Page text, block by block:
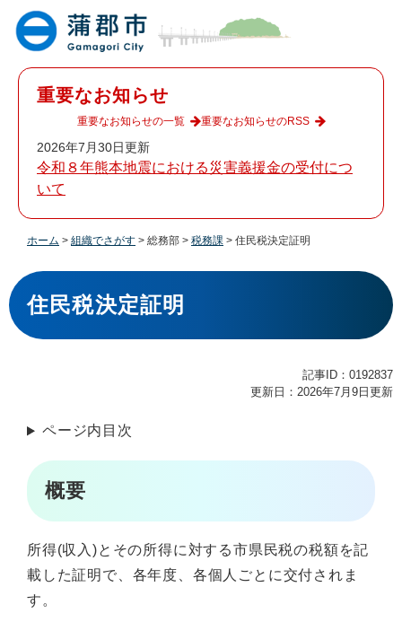
重要なお知らせ
2026年7月30日更新
令和８年熊本地震における災害義援金の受付につ
いて
重要なお知らせの一覧 重要なお知らせのRSS
ホーム > 組織でさがす > 総務部 > 税務課 > 住民税決定証明
本
文
住民税決定証明
記事ID：0192837
更新日：2026年7月9日更新
ページ内目次
概要
所得(収入)とその所得に対する市県民税の税額を記
載した証明で、各年度、各個人ごとに交付されま
す。